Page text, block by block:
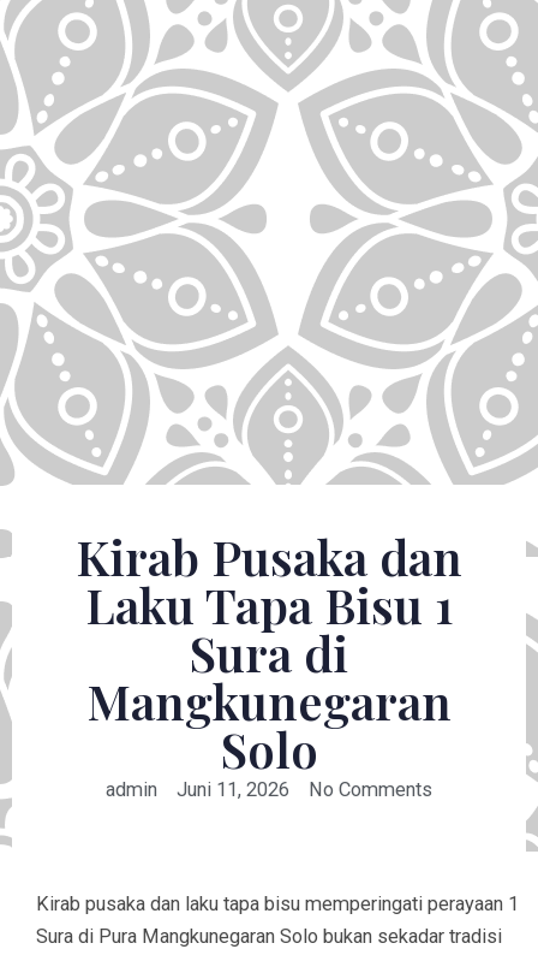
Kirab Pusaka dan
Laku Tapa Bisu 1
Sura di
Mangkunegaran
Solo
admin Juni 11, 2026 No Comments
Kirab pusaka dan laku tapa bisu memperingati perayaan 1
Sura di Pura Mangkunegaran Solo bukan sekadar tradisi